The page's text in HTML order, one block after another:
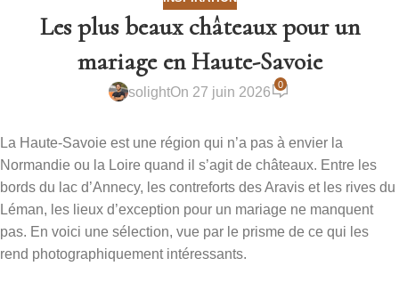
Les plus beaux châteaux pour un
mariage en Haute-Savoie
solightOn 27 juin 2026
0
La Haute-Savoie est une région qui n’a pas à envier la
Normandie ou la Loire quand il s’agit de châteaux. Entre les
bords du lac d’Annecy, les contreforts des Aravis et les rives du
Léman, les lieux d’exception pour un mariage ne manquent
pas. En voici une sélection, vue par le prisme de ce qui les
rend photographiquement intéressants.